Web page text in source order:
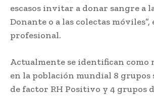
escasos invitar a donar sangre a
Donante o a las colectas
profesional.
Actualmente se identifican como
en la población mundial 8 grupos
de factor RH Positivo y 4 grupos